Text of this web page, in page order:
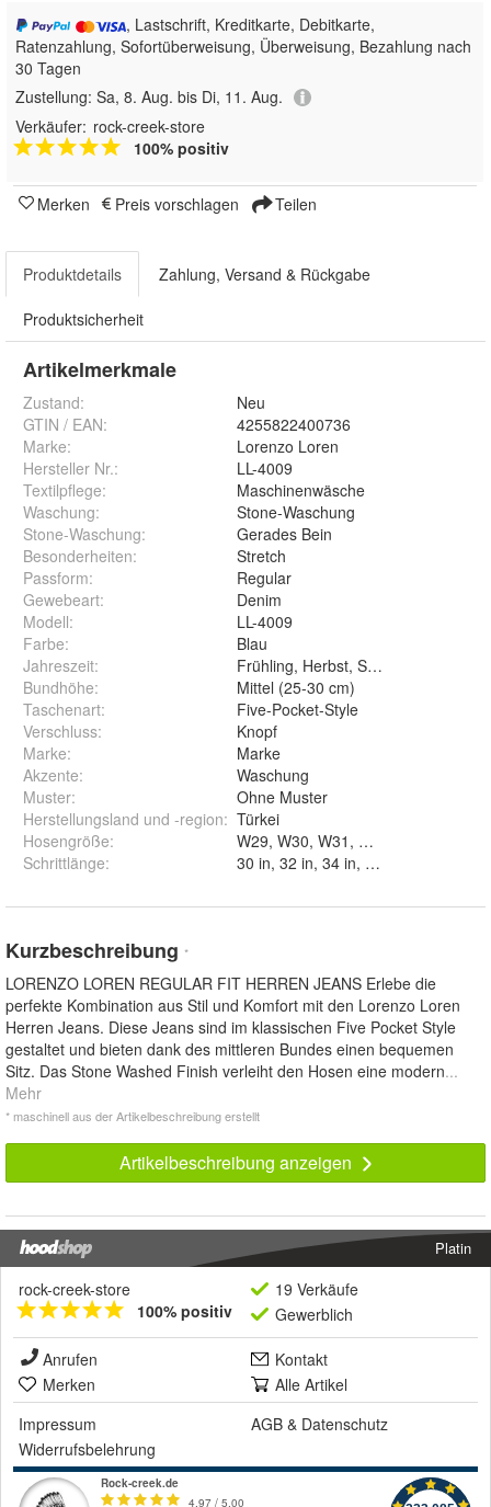
, Lastschrift, Kreditkarte, Debitkarte,
Ratenzahlung, Sofortüberweisung, Überweisung, Bezahlung nach
30 Tagen
Zustellung: Sa, 8. Aug. bis Di, 11. Aug.
Verkäufer: rock-creek-store
100% positiv
Merken Preis vorschlagen Teilen
Produktdetails Zahlung, Versand & Rückgabe
Produktsicherheit
Artikelmerkmale
Zustand:
Neu
GTIN / EAN:
4255822400736
Marke:
Lorenzo Loren
Hersteller Nr.:
LL-4009
Textilpflege:
Maschinenwäsche
Waschung:
Stone-Waschung
Stone-Waschung:
Gerades Bein
Besonderheiten:
Stretch
Passform:
Regular
Gewebeart:
Denim
Modell:
LL-4009
Farbe:
Blau
Jahreszeit:
Frühling, Herbst, Sommer, Winter
Bundhöhe:
Mittel (25-30 cm)
Taschenart:
Five-Pocket-Style
Verschluss:
Knopf
Marke:
Marke
Akzente:
Waschung
Muster:
Ohne Muster
Herstellungsland und -region: Türkei
Hosengröße:
Schrittlänge:
Kurzbeschreibung *
LORENZO LOREN REGULAR FIT HERREN JEANS Erlebe die
perfekte Kombination aus Stil und Komfort mit den Lorenzo Loren
Herren Jeans. Diese Jeans sind im klassischen Five Pocket Style
gestaltet und bieten dank des mittleren Bundes einen bequemen
Sitz. Das Stone Washed Finish verleiht den Hosen eine modern...
Mehr
* maschinell aus der Artikelbeschreibung erstellt
Artikelbeschreibung anzeigen
Platin
rock-creek-store
100% positiv
19 Verkäufe
Gewerblich
Anrufen
Kontakt
Merken
Alle Artikel
Impressum
AGB & Datenschutz
Widerrufsbelehrung